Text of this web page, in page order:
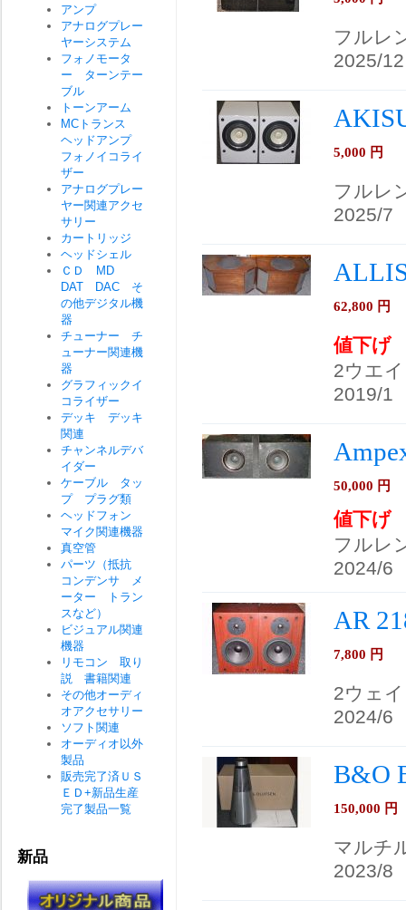
フルレ
2025/12
5,000 円
フルレ
2025/7
62,800 円
値下げ
2ウエ
2019/1
50,000 円
値下げ
フルレ
2024/6
AR
7,800 円
2ウェ
2024/6
B&O
150,000 円
マルチ
2023/8
アンプ
アナログプレー
ヤーシステム
フォノモータ
ー ターンテー
ブル
トーンアーム
MCトランス
ヘッドアンプ
フォノイコライ
ザー
アナログプレー
ヤー関連アクセ
サリー
カートリッジ
ヘッドシェル
ＣＤ MD
DAT DAC そ
の他デジタル機
器
チューナー チ
ューナー関連機
器
グラフィックイ
コライザー
デッキ デッキ
関連
チャンネルデバ
イダー
ケーブル タッ
プ プラグ類
ヘッドフォン
マイク関連機器
真空管
パーツ（抵抗
コンデンサ メ
ーター トラン
スなど）
ビジュアル関連
機器
リモコン 取り
説 書籍関連
その他オーディ
オアクセサリー
ソフト関連
オーディオ以外
製品
販売完了済ＵＳ
ＥＤ+新品生産
完了製品一覧
新品